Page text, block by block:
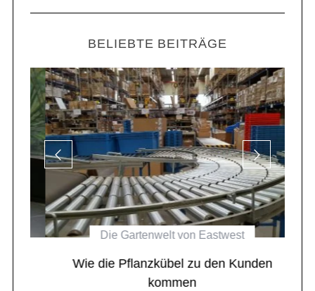
BELIEBTE BEITRÄGE
Die Gartenwelt von Eastwest
Wie die Pflanzkübel zu den Kunden
kommen